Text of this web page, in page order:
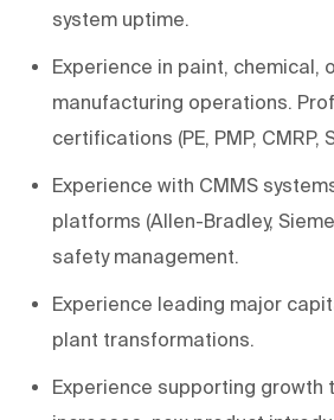
system uptime.
Experience in paint, chemical,
manufacturing operations.
certifications (PE, PMP, CMRP,
Experience with CMMS
platforms (Allen-Bradley,
safety management.
Experience leading major
plant transformations.
Experience supporting growth